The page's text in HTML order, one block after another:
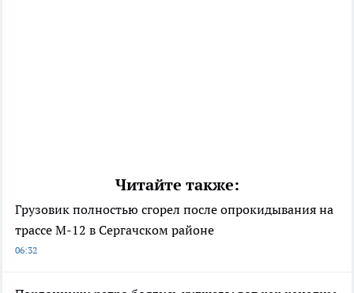
Читайте также:
Грузовик полностью сгорел после опрокидывания на
трассе М-12 в Сергачском районе
06:32